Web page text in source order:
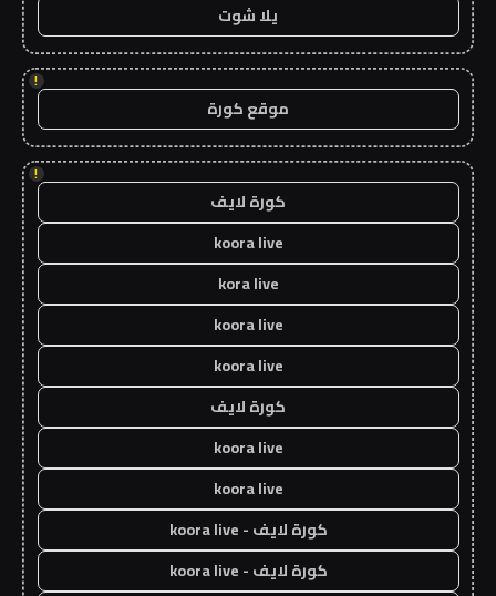
يلا شوت
!
موقع كورة
!
كورة لايف
koora live
kora live
koora live
koora live
كورة لايف
koora live
koora live
كورة لايف - koora live
كورة لايف - koora live